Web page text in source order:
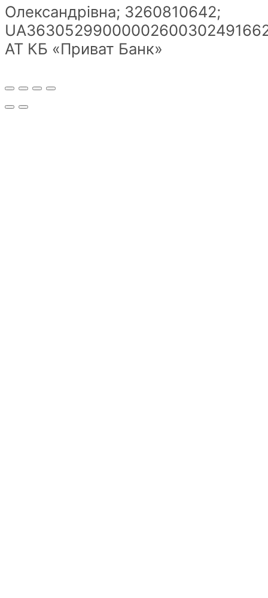
Олександрівна; 3260810642;
АТ КБ «Приват Банк»